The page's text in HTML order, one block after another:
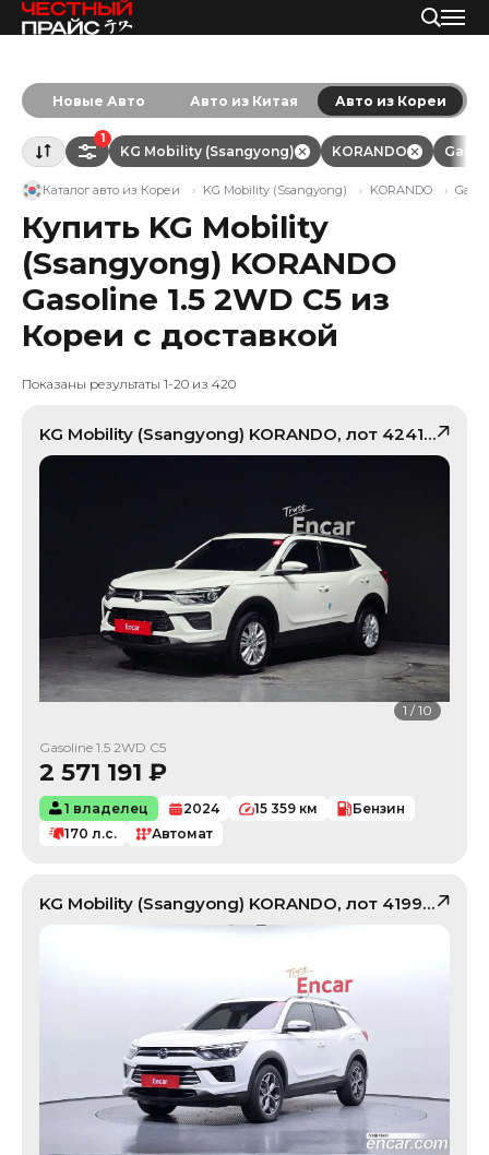
Новые Авто Авто из Китая Авто из Кореи
1
KG Mobility (Ssangyong) KORANDO
Каталог авто из Кореи KG Mobility (Ssangyong) KORANDO
Купить KG Mobility
(Ssangyong) KORANDO
Gasoline 1.5 2WD C5 из
Кореи с доставкой
Показаны результаты 1-20 из 420
KG Mobility (Ssangyong) KORANDO, лот 42410354
1 /10
Gasoline 1.5 2WD C5
2 571 191 ₽
1 владелец 2024 15 359 км
Бензин
170 л.с. Автомат
KG Mobility (Ssangyong) KORANDO, лот 41992545